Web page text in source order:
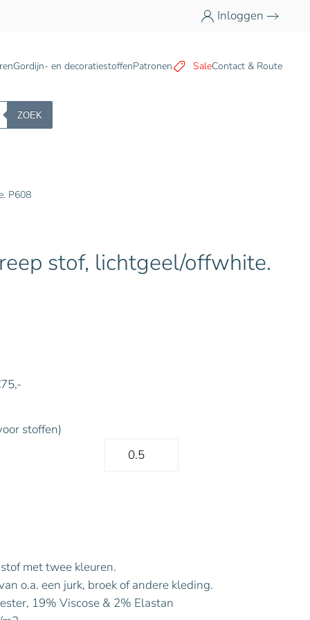
Inloggen
Gordijn- en decoratiestoffenPatronen SaleContact & Route
ZOEK
P608
stof, lichtgeel/offwhite.
stoffen)
met twee kleuren.
o.a. een jurk, broek of andere kleding.
19% Viscose & 2% Elastan